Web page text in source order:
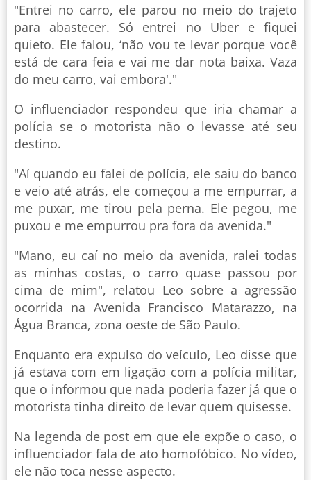
"Entrei no carro, ele parou no meio do trajeto
para abastecer. Só entrei no Uber e fiquei
quieto. Ele falou, ‘não vou te levar porque você
está de cara feia e vai me dar nota baixa. Vaza
do meu carro, vai embora'."
O influenciador respondeu que iria chamar a
polícia se o motorista não o levasse até seu
destino.
"Aí quando eu falei de polícia, ele saiu do banco
e veio até atrás, ele começou a me empurrar, a
me puxar, me tirou pela perna. Ele pegou, me
puxou e me empurrou pra fora da avenida."
"Mano, eu caí no meio da avenida, ralei todas
as minhas costas, o carro quase passou por
cima de mim", relatou Leo sobre a agressão
ocorrida na Avenida Francisco Matarazzo, na
Água Branca, zona oeste de São Paulo.
Enquanto era expulso do veículo, Leo disse que
já estava com em ligação com a polícia militar,
que o informou que nada poderia fazer já que o
motorista tinha direito de levar quem quisesse.
Na legenda de post em que ele expõe o caso, o
influenciador fala de ato homofóbico. No vídeo,
ele não toca nesse aspecto.